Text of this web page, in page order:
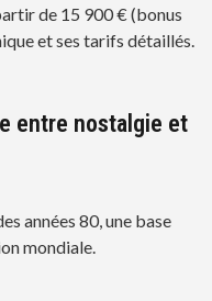
de 15 900 € (bonus
et ses tarifs détaillés.
entre nostalgie et
années 80, une base
mondiale.